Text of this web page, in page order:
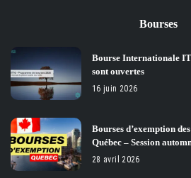
Bourses
Bourse Internationale
sont ouvertes
16 juin 2026
Bourses d’exemption
Québec – Session
28 avril 2026